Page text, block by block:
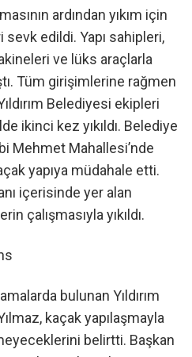
ardından yıkım için
edildi. Yapı sahipleri,
ve lüks araçlarla
Tüm girişimlerine rağmen
Belediyesi ekipleri
ikinci kez yıkıldı. Belediye
Mehmet Mahallesi’nde
yapıya müdahale etti.
içerisinde yer alan
çalışmasıyla yıkıldı.
bulunan Yıldırım
kaçak yapılaşmayla
belirtti. Başkan